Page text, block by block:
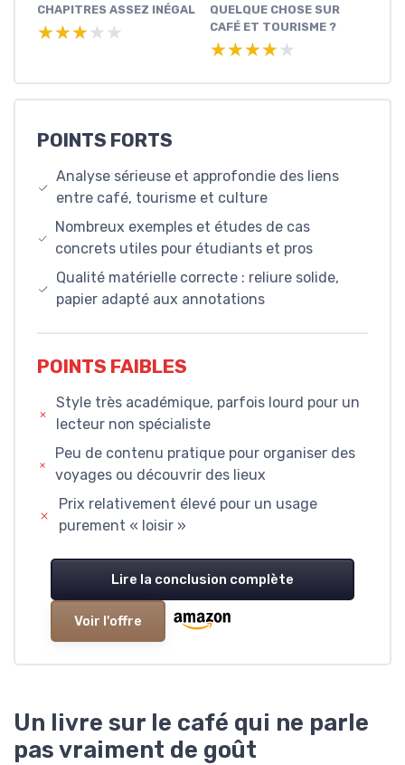
CHAPITRES ASSEZ INÉGAL
★★★★★
★★★★★
QUELQUE CHOSE SUR
CAFÉ ET TOURISME ?
★★★★★
★★★★★
POINTS FORTS
Analyse sérieuse et approfondie des liens
entre café, tourisme et culture
Nombreux exemples et études de cas
concrets utiles pour étudiants et pros
Qualité matérielle correcte : reliure solide,
papier adapté aux annotations
POINTS FAIBLES
Style très académique, parfois lourd pour un
lecteur non spécialiste
Peu de contenu pratique pour organiser des
voyages ou découvrir des lieux
Prix relativement élevé pour un usage
purement « loisir »
Lire la conclusion complète
Voir l'offre
Un livre sur le café qui ne parle
pas vraiment de goût